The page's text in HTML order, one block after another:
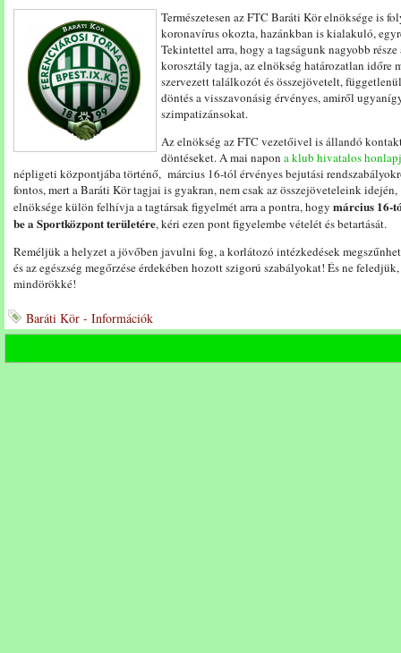
Természetesen az FTC Baráti Kör elnöksége is
koronavírus okozta, hazánkban is kialakuló,
Tekintettel arra, hogy a tagságunk nagyobb
korosztály tagja, az elnökség határozatlan időre
szervezett találkozót és összejövetelt,
döntés a visszavonásig érvényes, amiről
szimpatizánsokat.
Az elnökség az FTC vezetőivel is állandó
döntéseket. A mai napon a klub hivatalos
népligeti központjába történő, március 16-tól érvényes bejutási
fontos, mert a Baráti Kör tagjai is gyakran, nem csak az összejöveteleink
elnöksége külön felhívja a tagtársak figyelmét arra a pontra, hogy március 16-
be a Sportközpont területére, kéri ezen pont figyelembe vételét és betartását.
Reméljük a helyzet a jövőben javulni fog, a korlátozó intézkedések
és az egészség megőrzése érdekében hozott szigorú szabályokat! És ne
mindörökké!
Baráti Kör - Információk